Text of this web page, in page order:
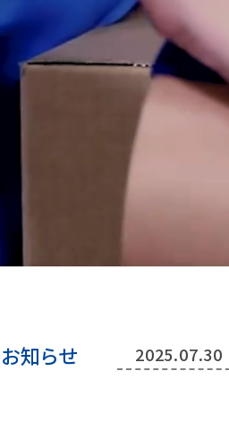
お知らせ 2025.07.30